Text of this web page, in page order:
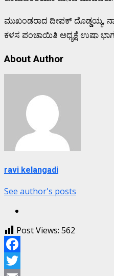
ಮುಖಂಡರಾದ ದೀಪಕ್ ದೊಡ್ಡಯ್ಯ,
ಕಳಸ ಪಂಚಾಯಿತಿ ಅಧ್ಯಕ್ಷೆ ಉಷಾ
About Author
ravi kelangadi
See author's posts
Post Views: 562
Facebook